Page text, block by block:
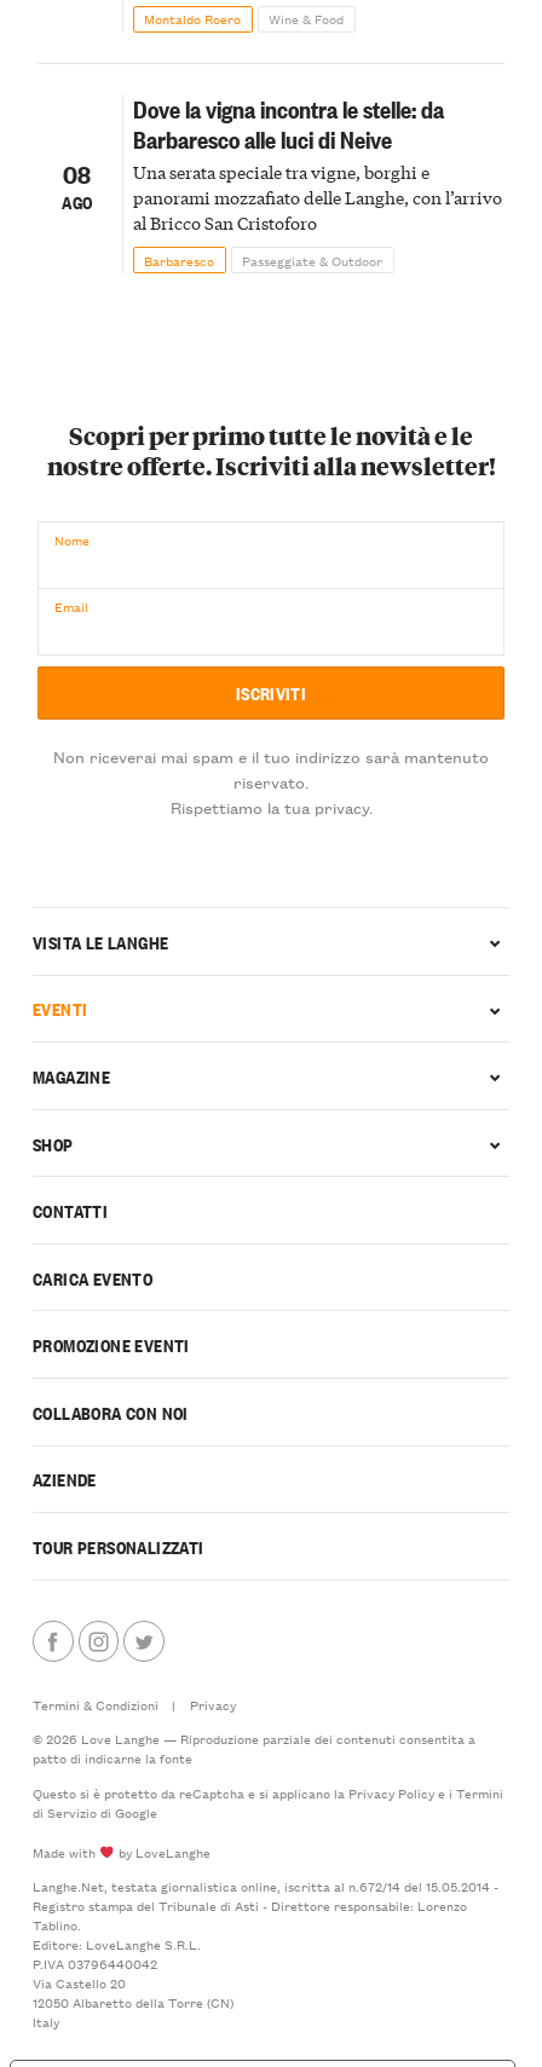
Montaldo Roero Wine & Food
08
AGO
Dove la vigna incontra le stelle: da
Barbaresco alle luci di Neive
Una serata speciale tra vigne, borghi e
panorami mozzafiato delle Langhe, con l’arrivo
al Bricco San Cristoforo
Barbaresco Passeggiate & Outdoor
Scopri per primo tutte le novità e le
nostre offerte. Iscriviti alla newsletter!
Nome
Email
Non riceverai mai spam e il tuo indirizzo sarà mantenuto
riservato.
Rispettiamo la tua privacy.
CONTATTI
CARICA EVENTO
PROMOZIONE EVENTI
COLLABORA CON NOI
AZIENDE
TOUR PERSONALIZZATI
VISITA LE LANGHE
EVENTI
MAGAZINE
SHOP
Termini & Condizioni |
Privacy
© 2026 Love Langhe — Riproduzione parziale dei contenuti consentita a
patto di indicarne la fonte
Questo si è protetto da reCaptcha e si applicano la Privacy Policye i Termini
di Serviziodi Google
Made with
by LoveLanghe
Langhe.Net, testata giornalistica online, iscritta al n.672/14 del 15.05.2014 -
Registro stampa del Tribunale di Asti - Direttore responsabile: Lorenzo
Tablino.
Editore: LoveLanghe S.R.L.
P.IVA 03796440042
Via Castello 20
12050 Albaretto della Torre (CN)
Italy